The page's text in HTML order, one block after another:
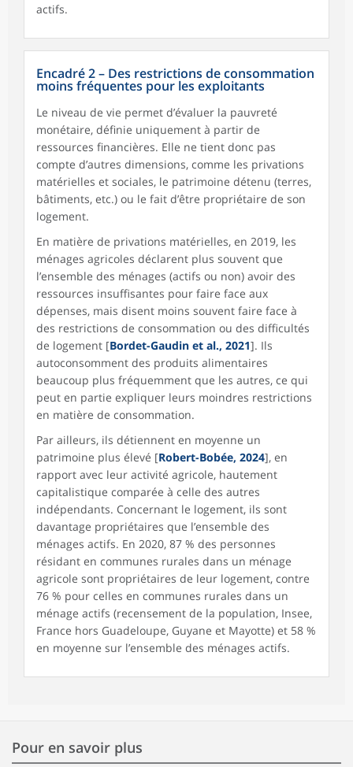
actifs.
Encadré 2 – Des restrictions de consommation
moins fréquentes pour les exploitants
Le niveau de vie permet d’évaluer la pauvreté
monétaire, définie uniquement à partir de
ressources financières. Elle ne tient donc pas
compte d’autres dimensions, comme les privations
matérielles et sociales, le patrimoine détenu (terres,
bâtiments, etc.) ou le fait d’être propriétaire de son
logement.
En matière de privations matérielles, en 2019, les
ménages agricoles déclarent plus souvent que
l’ensemble des ménages (actifs ou non) avoir des
ressources insuffisantes pour faire face aux
dépenses, mais disent moins souvent faire face à
des restrictions de consommation ou des difficultés
de logement [Bordet-Gaudin et al., 2021]. Ils
autoconsomment des produits alimentaires
beaucoup plus fréquemment que les autres, ce qui
peut en partie expliquer leurs moindres restrictions
en matière de consommation.
Par ailleurs, ils détiennent en moyenne un
patrimoine plus élevé [Robert-Bobée, 2024], en
rapport avec leur activité agricole, hautement
capitalistique comparée à celle des autres
indépendants. Concernant le logement, ils sont
davantage propriétaires que l’ensemble des
ménages actifs. En 2020, 87 % des personnes
résidant en communes rurales dans un ménage
agricole sont propriétaires de leur logement, contre
76 % pour celles en communes rurales dans un
ménage actifs (recensement de la population, Insee,
France hors Guadeloupe, Guyane et Mayotte) et 58 %
en moyenne sur l’ensemble des ménages actifs.
Pour en savoir plus